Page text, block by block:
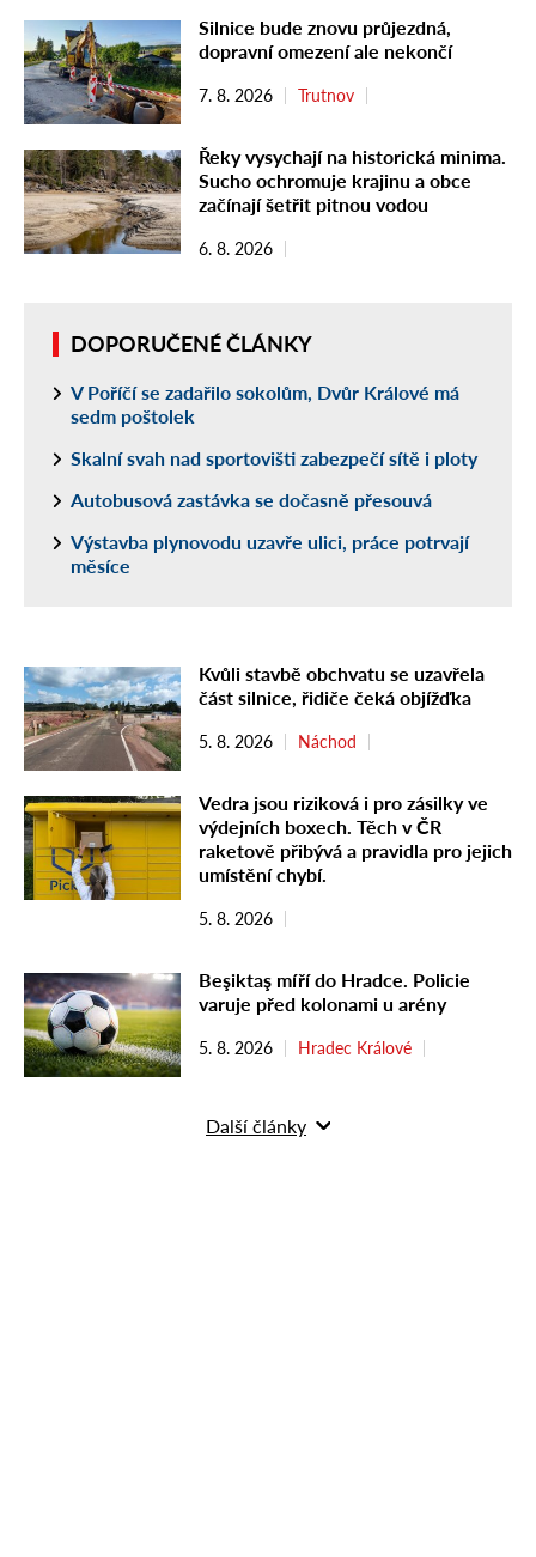
Silnice bude znovu průjezdná,
dopravní omezení ale nekončí
7. 8. 2026 Trutnov
Řeky vysychají na historická minima.
Sucho ochromuje krajinu a obce
začínají šetřit pitnou vodou
6. 8. 2026
DOPORUČENÉ ČLÁNKY
V Poříčí se zadařilo sokolům, Dvůr Králové má
sedm poštolek
Skalní svah nad sportovišti zabezpečí sítě i ploty
Autobusová zastávka se dočasně přesouvá
Výstavba plynovodu uzavře ulici, práce potrvají
měsíce
Kvůli stavbě obchvatu se uzavřela
část silnice, řidiče čeká objížďka
5. 8. 2026 Náchod
Vedra jsou riziková i pro zásilky ve
výdejních boxech. Těch v ČR
raketově přibývá a pravidla pro jejich
umístění chybí.
5. 8. 2026
Beşiktaş míří do Hradce. Policie
varuje před kolonami u arény
5. 8. 2026 Hradec Králové
Další články